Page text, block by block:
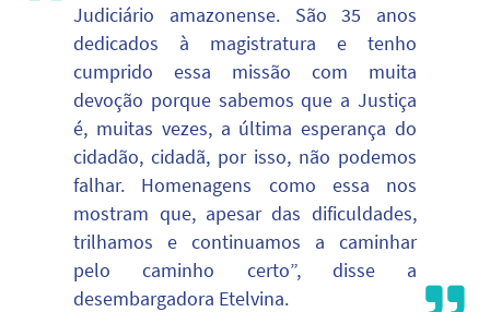
Judiciário amazonense. São 35 anos
dedicados à magistratura e tenho
cumprido essa missão com muita
devoção porque sabemos que a Justiça
é, muitas vezes, a última esperança do
cidadão, cidadã, por isso, não podemos
falhar. Homenagens como essa nos
mostram que, apesar das dificuldades,
trilhamos e continuamos a caminhar
pelo caminho certo”, disse a
desembargadora Etelvina.